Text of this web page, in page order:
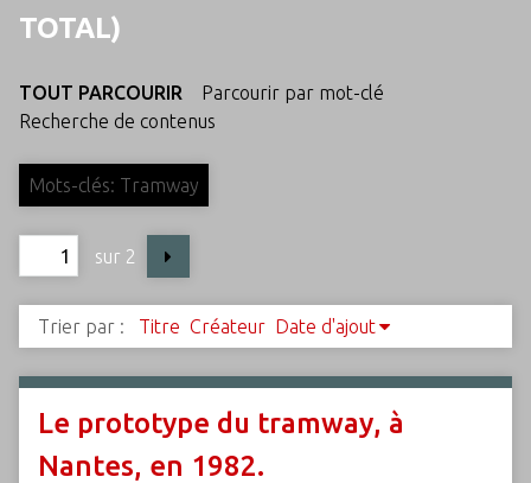
TOTAL)
TOUT PARCOURIR
Parcourir par mot-clé
Recherche de contenus
Mots-clés: Tramway
sur 2
Trier par : Titre Créateur Date d'ajout
Le prototype du tramway, à
Nantes, en 1982.